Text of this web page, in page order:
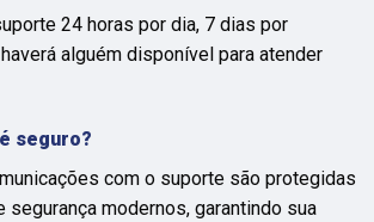
24 horas por dia, 7 dias por
alguém disponível para atender
seguro?
com o suporte são protegidas
modernos, garantindo sua